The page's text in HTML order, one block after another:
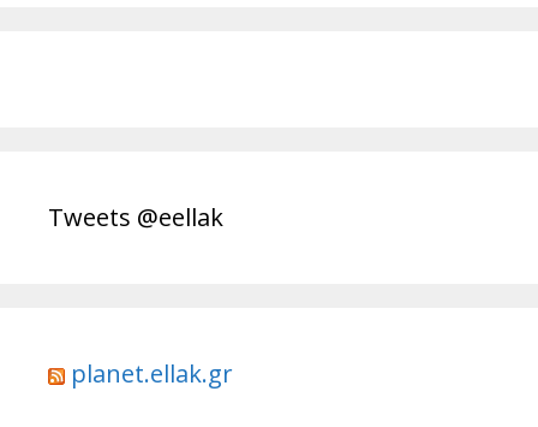
Tweets @eellak
planet.ellak.gr